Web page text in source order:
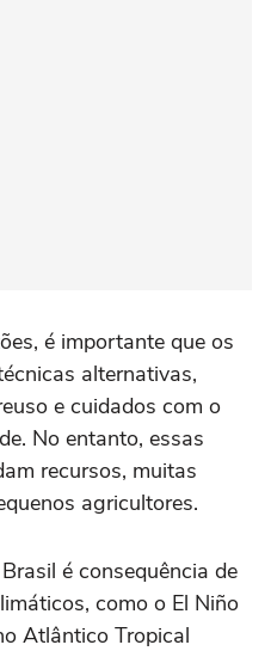
é importante que os
alternativas,
e cuidados com o
No entanto, essas
recursos, muitas
agricultores.
é consequência de
como o El Niño
Atlântico Tropical